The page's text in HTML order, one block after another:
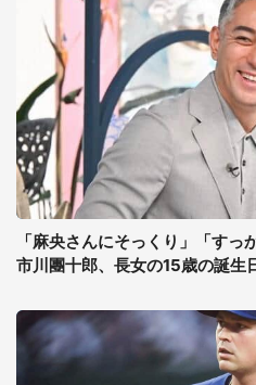
「麻央さんにそっくり」「す
市川團十郎、長女の15歳の誕生